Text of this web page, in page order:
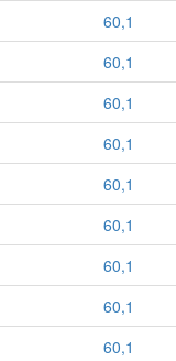
60,1
60,1
60,1
60,1
60,1
60,1
60,1
60,1
60,1